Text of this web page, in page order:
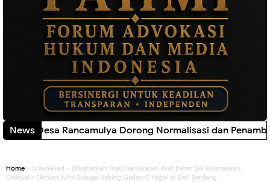
News
Dorong Normalisasi dan Penambahan Debit Air Irigasi
Home » Unlabelled » Dikabarkan Truk Diamankan, Alat Berat Tak Diamankan,
Disinyalir Oknum APH Diduga Beking Galian C Ilegal di Deli Serdang